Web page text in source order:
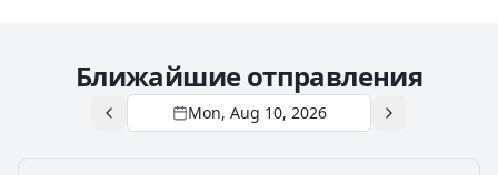
Ближайшие отправления
Mon, Aug 10, 2026